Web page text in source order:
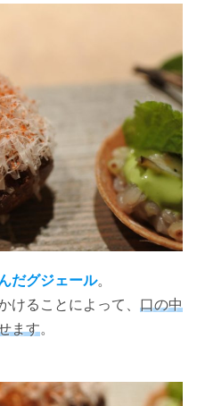
だグジェール。
けることによって、 口の中
ます。